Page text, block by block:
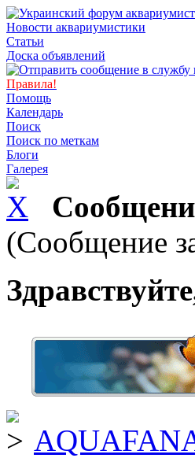
Новости аквариумистики
Статьи
Доска объявлений
Правила!
Помощь
Календарь
Поиск
Поиск по меткам
Блоги
Галерея
(Сообщение